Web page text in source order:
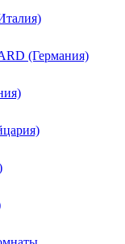
(Германия)